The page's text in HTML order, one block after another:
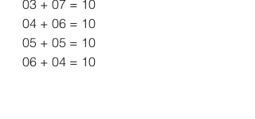
03 + 07 = 10
04 + 06 = 10
05 + 05 = 10
06 + 04 = 10